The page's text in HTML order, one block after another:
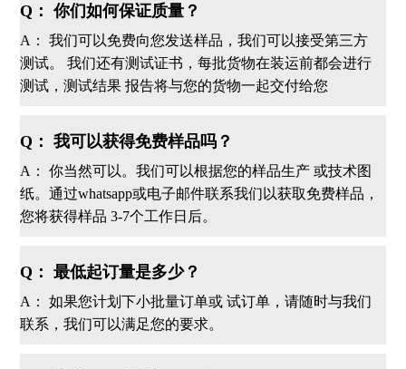
Q： 你们如何保证质量？
A： 我们可以免费向您发送样品，我们可以接受第三方
测试。 我们还有测试证书，每批货物在装运前都会进行
测试，测试结果 报告将与您的货物一起交付给您
Q： 我可以获得免费样品吗？
A： 你当然可以。我们可以根据您的样品生产 或技术图
纸。通过whatsapp或电子邮件联系我们以获取免费样品，
您将获得样品 3-7个工作日后。
Q： 最低起订量是多少？
A： 如果您计划下小批量订单或 试订单，请随时与我们
联系，我们可以满足您的要求。